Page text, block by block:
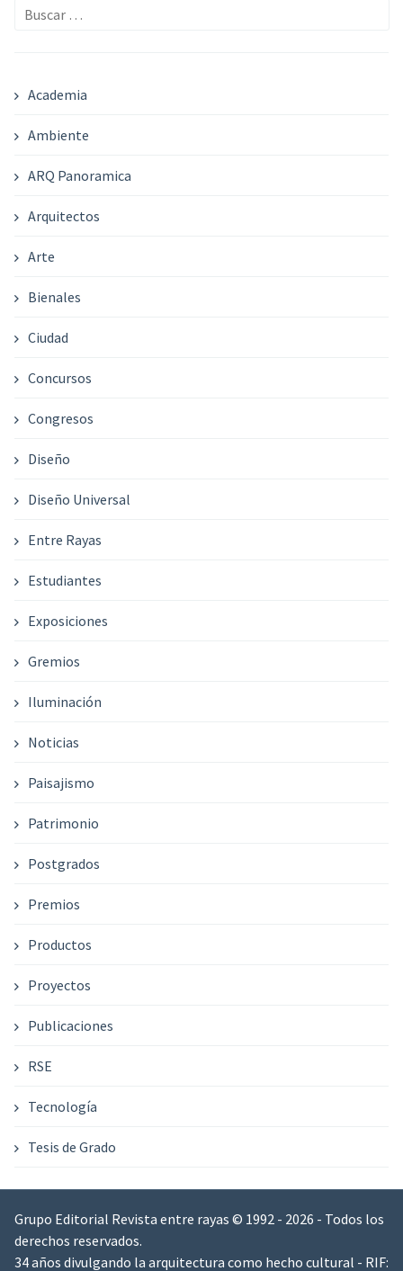
Buscar:
Academia
Ambiente
ARQ Panoramica
Arquitectos
Arte
Bienales
Ciudad
Concursos
Congresos
Diseño
Diseño Universal
Entre Rayas
Estudiantes
Exposiciones
Gremios
Iluminación
Noticias
Paisajismo
Patrimonio
Postgrados
Premios
Productos
Proyectos
Publicaciones
RSE
Tecnología
Tesis de Grado
Grupo Editorial Revista entre rayas © 1992 - 2026 - Todos los
derechos reservados.
34 años divulgando la arquitectura como hecho cultural - RIF: